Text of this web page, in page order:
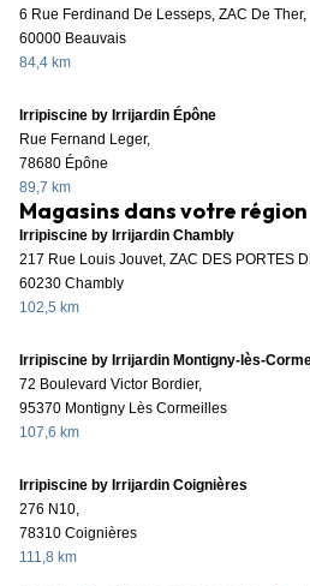
6 Rue Ferdinand De Lesseps, ZAC De Ther,
60000 Beauvais
84,4 km
Irripiscine by Irrijardin Épône
Rue Fernand Leger,
78680 Épône
89,7 km
Magasins dans votre région
Irripiscine by Irrijardin Chambly
217 Rue Louis Jouvet, ZAC DES PORTES
60230 Chambly
102,5 km
Irripiscine by Irrijardin Montigny-lès-
72 Boulevard Victor Bordier,
95370 Montigny Lès Cormeilles
107,6 km
Irripiscine by Irrijardin Coignières
276 N10,
78310 Coignières
111,8 km